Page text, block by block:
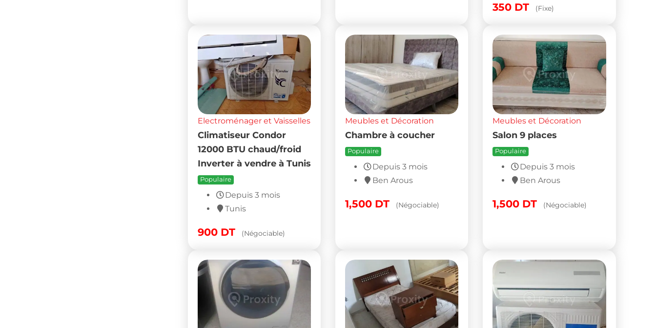
350 DT (Fixe)
Electroménager et Vaisselles
Climatiseur Condor
12000 BTU chaud/froid
Inverter à vendre à Tunis
Populaire
Depuis 3 mois
Tunis
900 DT (Négociable)
Meubles et Décoration
Chambre à coucher
Populaire
Depuis 3 mois
Ben Arous
1,500 DT (Négociable)
Meubles et Décoration
Salon 9 places
Populaire
Depuis 3 mois
Ben Arous
1,500 DT (Négociable)